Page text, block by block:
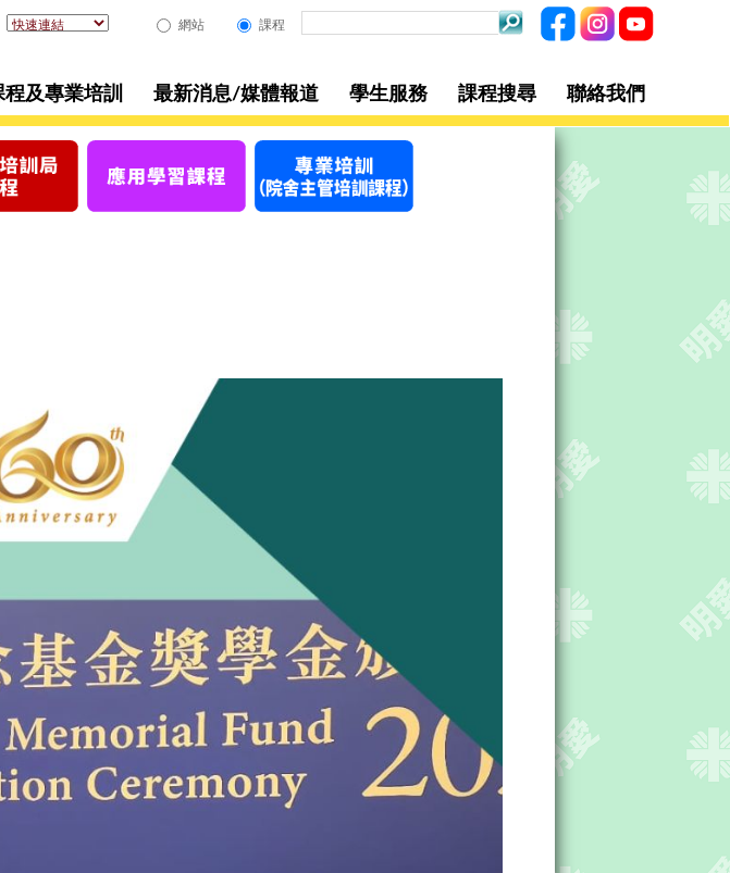
網站 課程
程及專業培訓 最新消息/媒體報道 學生服務 課程搜尋 聯絡我們